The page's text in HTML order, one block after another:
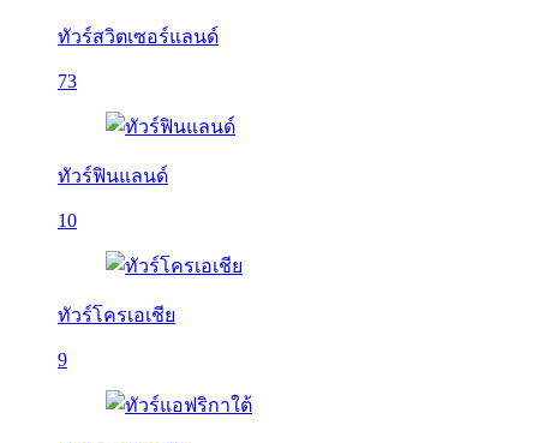
ทัวร์สวิตเซอร์แลนด์
73
ทัวร์ฟินแลนด์
10
ทัวร์โครเอเชีย
9